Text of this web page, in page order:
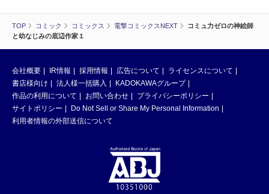
TOP コミック コミックス 電撃コミックスNEXT
コミュ力ゼロの神絵師
と幼なじみの底辺作家１
会社概要 IR情報 採用情報 広告について
ライセンスについて
書店様向け
法人様一括購入
KADOKAWAグループ
作品の利用について
お問い合わせ
プライバシーポリシー
サイトポリシー
Do Not Sell or Share My Personal Information
利用者情報の外部送信について